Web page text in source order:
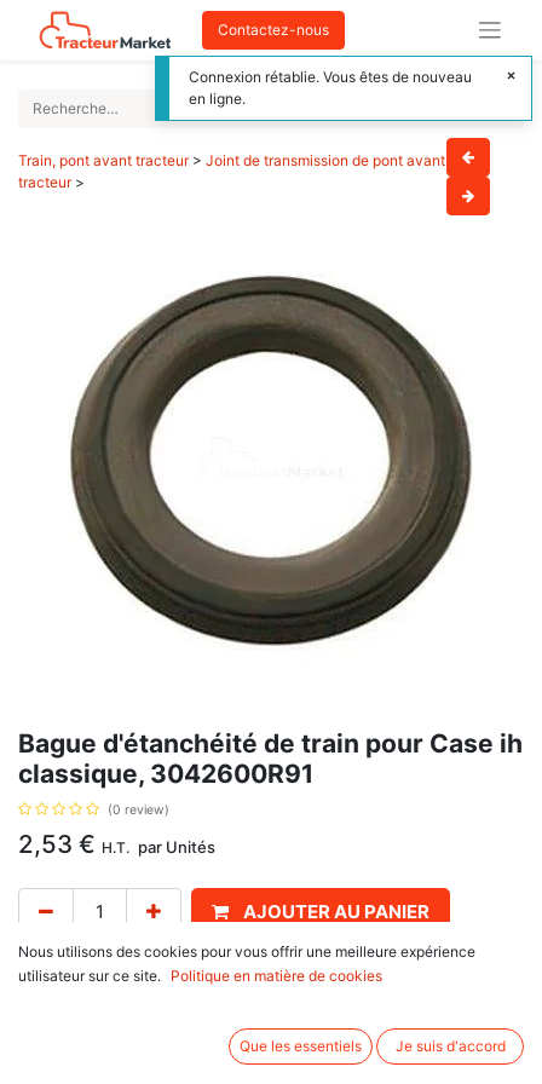
Contactez-nous
Train, pont avant tracteur> Joint de transmission de pont avant
tracteur>
Bague d'étanchéité de train pour Case ih
classique, 3042600R91
(0 review)
2,53 € H.T. par Unités
AJOUTER AU PANIER
Délai de livraison : 1 semaine
434 BD, Tracto 238. Diamètres 43 x 71, épaisseur 10 mm, avec pour
référence d'origine 3042600R91, 48539DA
Nous utilisons des cookies pour vous offrir une meilleure expérience
utilisateur sur ce site.
Politique en matière de cookies
Que les essentiels Je suis d'accord
Connexion rétablie. Vous êtes de nouveau
en ligne.